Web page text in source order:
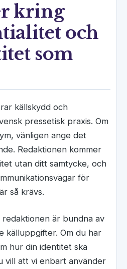
kring
och
som
källskydd och
pressetisk praxis. Om
vänligen ange det
Redaktionen kommer
utan ditt samtycke, och
för
så krävs.
är bundna av
källuppgifter. Om du har
hur din identitet ska
vill att vi enbart använder